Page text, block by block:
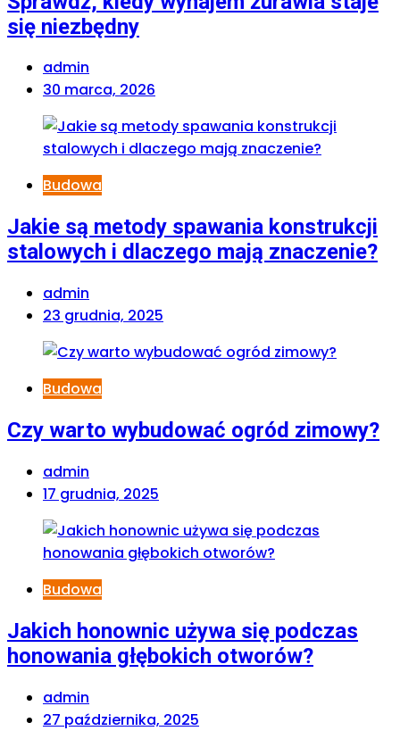
się niezbędny
admin
30 marca, 2026
Budowa
Jakie są metody spawania konstrukcji
stalowych i dlaczego mają znaczenie?
admin
23 grudnia, 2025
Budowa
Czy warto wybudować ogród zimowy?
admin
17 grudnia, 2025
Budowa
Jakich honownic używa się podczas
honowania głębokich otworów?
admin
27 października, 2025